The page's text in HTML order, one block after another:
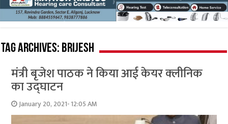
Tag Archives: Brijesh
मंत्री बृजेश पाठक ने किया आई केयर क्‍लीनिक
का उद्घाटन
January 20, 2021- 12:05 AM